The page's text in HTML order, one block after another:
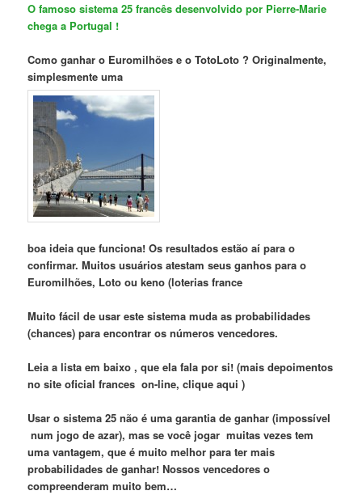
Ofamoso sistema25 francêsdesenvolvido por Pierre-Marie
chega a Portugal !
Como ganhar o Euromilhões e o TotoLoto ? Originalmente,
simplesmente uma
boa ideia que funciona! Os resultados estão aí parao
confirmar. Muitos usuários atestam seus ganhos para o
Euromilhões, Loto ou keno (loterias france
Muito fácil de usar este sistema muda as probabilidades
(chances) para encontrar os números vencedores.
Leiaa lista em baixo , que ela fala por si! (maisdepoimentos
nosite oficial frances on-line,clique aqui )
Usar o sistema 25 não é uma garantia de ganhar (impossível
num jogo de azar), mas se você jogar muitas vezes tem
uma vantagem, que é muito melhor parater mais
probabilidades de ganhar! Nossos vencedoreso
compreenderam muito bem…